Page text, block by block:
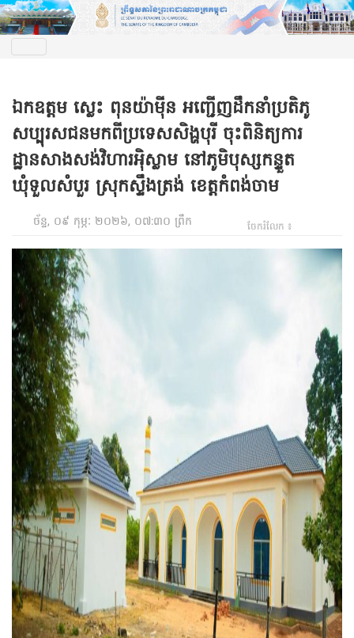
ឯកឧត្តម ស្លេះ ពុនយ៉ាមុីន អញ្ជើញដឹកនាំប្រតិភូ
សប្បុរសជនមកពីប្រទេសសិង្ហបុរី ចុះពិនិត្យការ
ដ្ឋានសាងសង់វិហារអ៉ិស្លាម នៅភូមិបុស្សកន្ទួត
ឃុំទួលសំបួរ ស្រុកស្ទឹងត្រង់ ខេត្តកំពង់ចាម
ច័ន្ទ, ០៩ កុម្ភៈ ២០២៦, ០៧:៣០ ព្រឹក ចែករំលែក ៖